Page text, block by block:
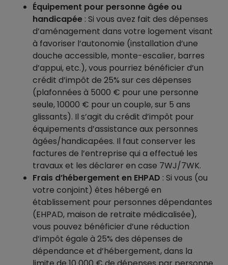
Équipement pour personne âgée ou
handicapée : Si vous avez fait des dépenses
d’aménagement dans votre logement visant
à favoriser l’autonomie (installation d’une
douche accessible, monte-escalier, barres
d’appui, etc.), vous pourriez bénéficier d’un
crédit d’impôt de 25% sur ces dépenses
(plafonnées à 5000 € pour une personne
seule, 10000 € pour un couple, sur 5 ans
glissants). Il s’agit du crédit d’impôt pour
équipements d’assistance aux personnes
âgées/handicapées. Il faut conserver les
factures de l’entreprise qui a effectué les
travaux et les déclarer en case 7WJ/7WK.
Frais d’hébergement en EHPAD : Si vous (ou
votre conjoint) êtes hébergé en
établissement pour personnes dépendantes
(EHPAD, maison de retraite médicalisée),
vous pouvez bénéficier d’une réduction
d’impôt égale à 25% des dépenses de
dépendance et d’hébergement, dans la